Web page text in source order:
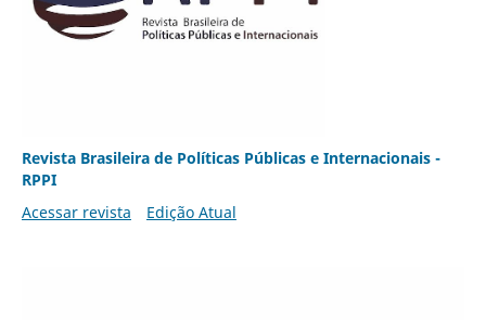
Revista Brasileira de Políticas Públicas e Internacionais -
RPPI
Acessar revista
Edição Atual